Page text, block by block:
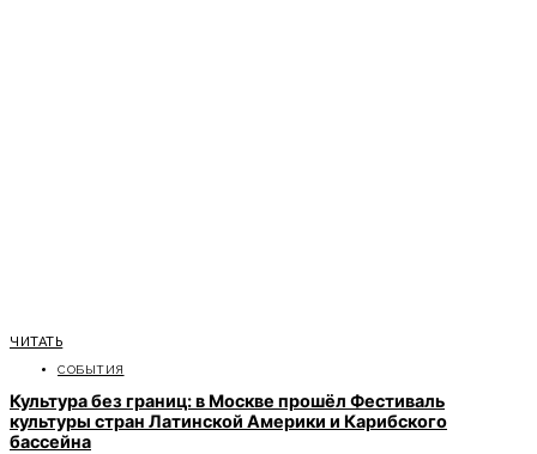
ЧИТАТЬ
СОБЫТИЯ
Культура без границ: в Москве прошёл Фестиваль
культуры стран Латинской Америки и Карибского
бассейна